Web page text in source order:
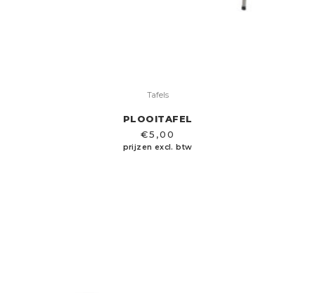
Tafels
PLOOITAFEL
€5,00
prijzen excl. btw